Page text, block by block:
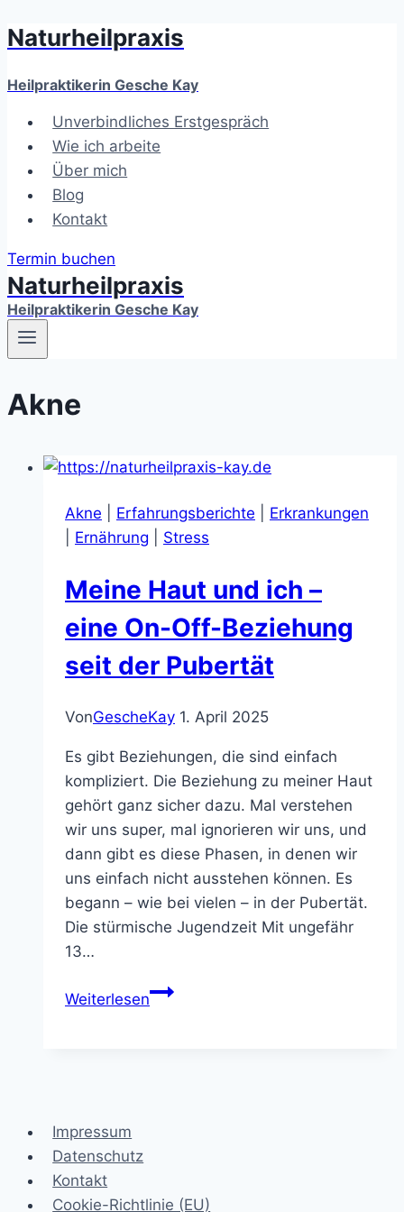
Zum
springen
Naturheilpraxis
Heilpraktikerin Gesche Kay
Unverbindliches Erstgespräch
Wie ich arbeite
Über mich
Blog
Kontakt
Termin buchen
Naturheilpraxis
Heilpraktikerin Gesche Kay
Akne
Akne Erfahrungsberichte
Erkrankungen
Ernährung Stress
Meine Haut und ich –
eine On-Off-Beziehung
seit der Pubertät
VonGescheKay 1. April 2025
Es gibt Beziehungen, die sind einfach
kompliziert. Die Beziehung zu meiner Haut
gehört ganz sicher dazu. Mal verstehen
wir uns super, mal ignorieren wir uns, und
dann gibt es diese Phasen, in denen wir
uns einfach nicht ausstehen können. Es
begann – wie bei vielen – in der Pubertät.
Die stürmische Jugendzeit Mit ungefähr
13…
WeiterlesenMeine
Impressum
Datenschutz
Kontakt
Cookie-Richtlinie (EU)